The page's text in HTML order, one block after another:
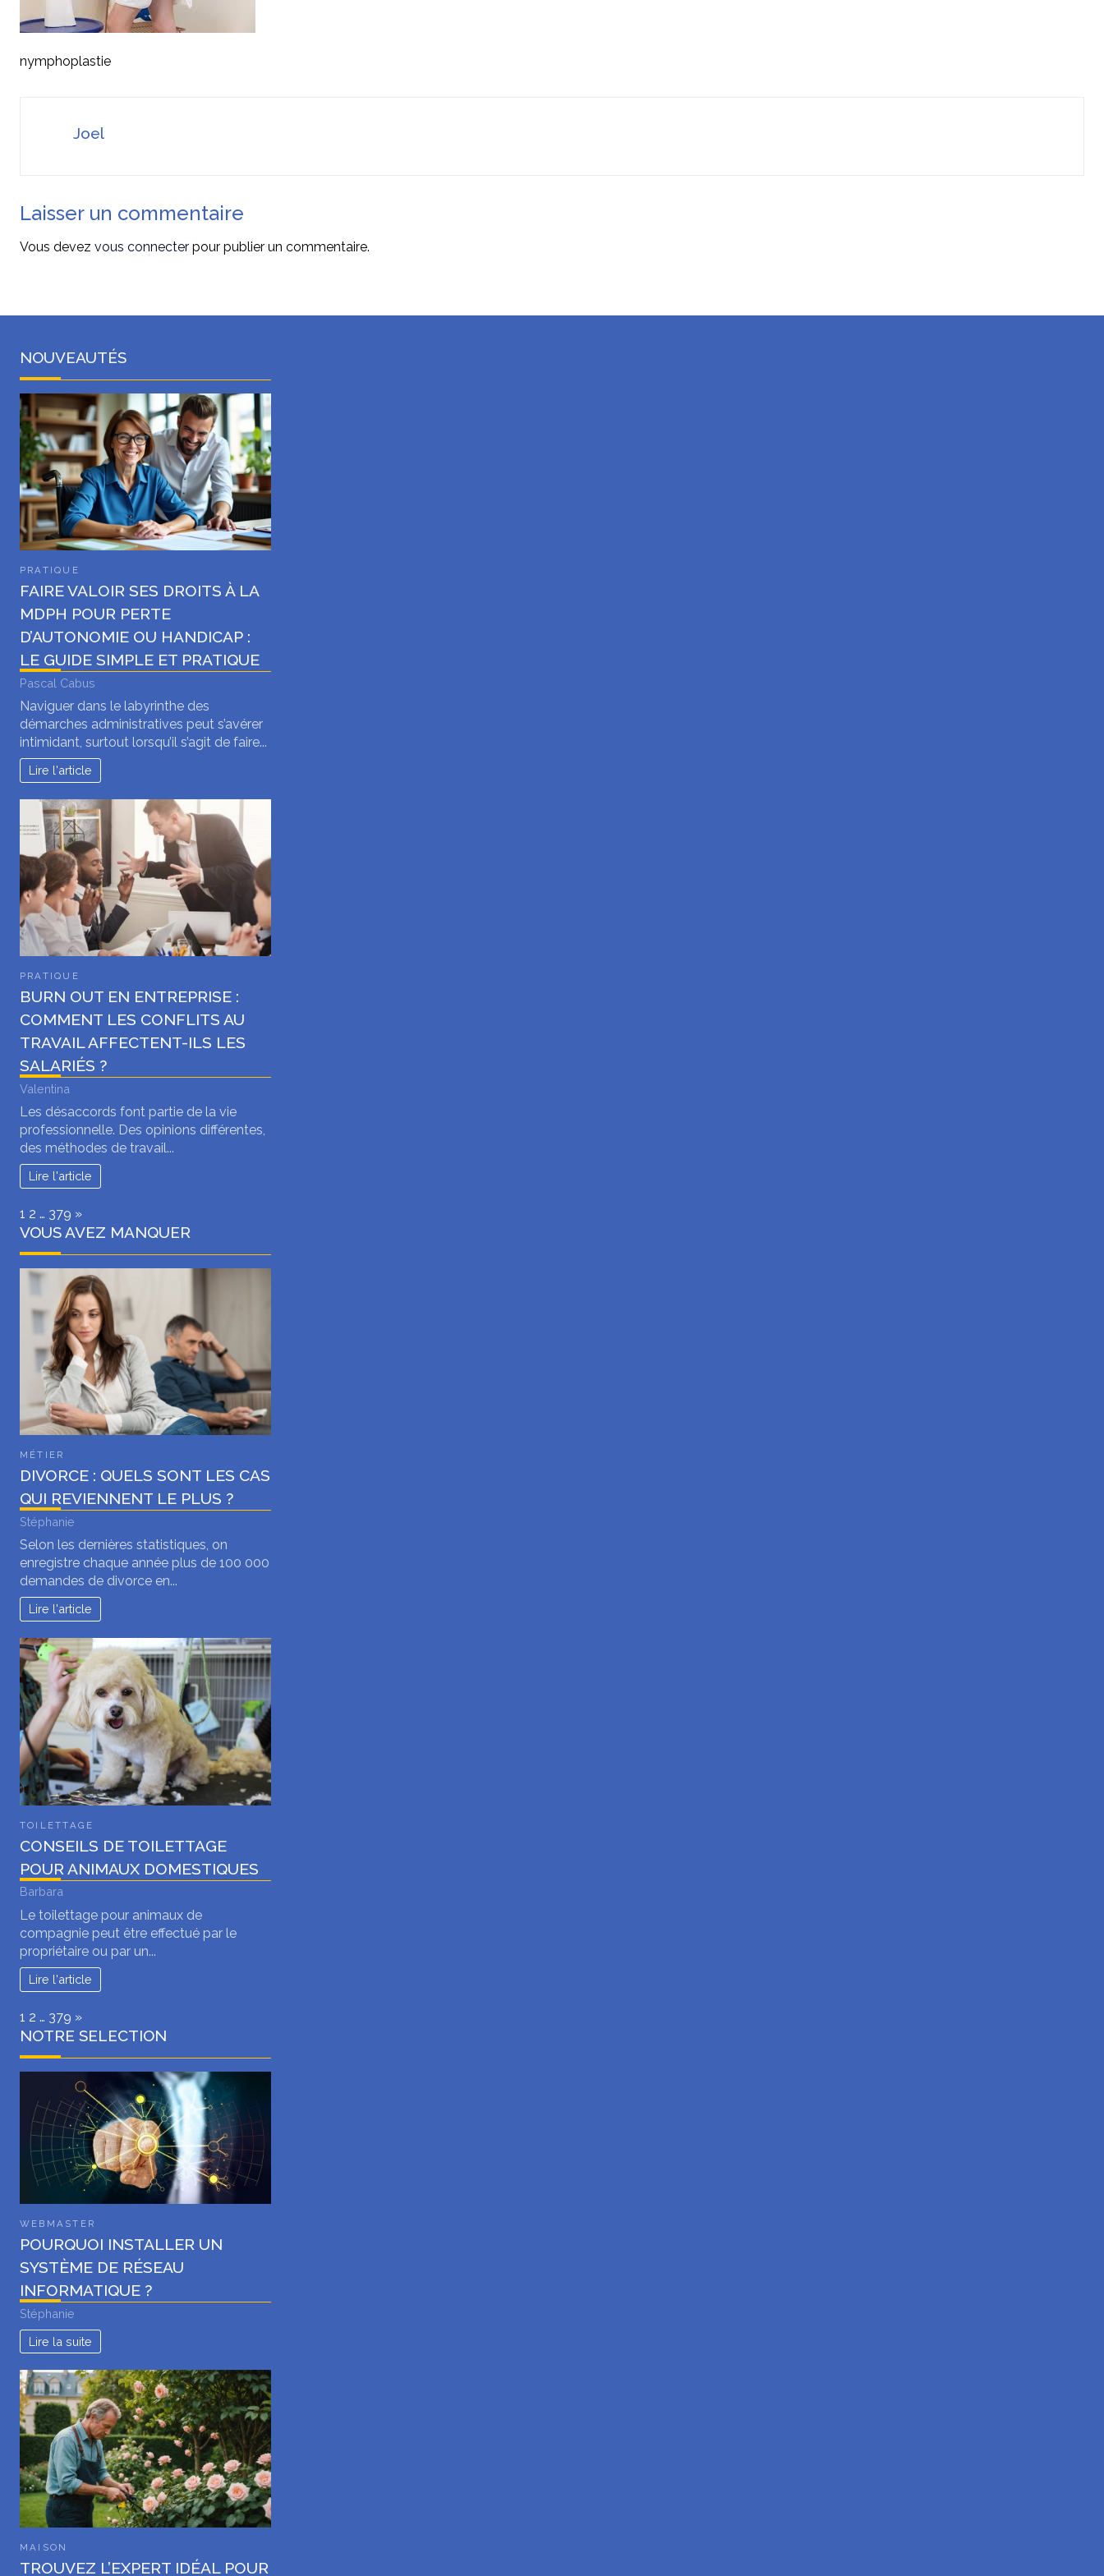
nymphoplastie
Joel
Laisser un commentaire
Vous devez vous connecter pour publier un commentaire.
NOUVEAUTÉS
PRATIQUE
FAIRE VALOIR SES DROITS À LA
MDPH POUR PERTE
D’AUTONOMIE OU HANDICAP :
LE GUIDE SIMPLE ET PRATIQUE
Pascal Cabus
Naviguer dans le labyrinthe des
démarches administratives peut s’avérer
intimidant, surtout lorsqu’il s’agit de faire...
Lire l'article
PRATIQUE
BURN OUT EN ENTREPRISE :
COMMENT LES CONFLITS AU
TRAVAIL AFFECTENT-ILS LES
SALARIÉS ?
Valentina
Les désaccords font partie de la vie
professionnelle. Des opinions différentes,
des méthodes de travail...
Lire l'article
Page:
1 2 … 379 Next
»
VOUS AVEZ MANQUER
MÉTIER
DIVORCE : QUELS SONT LES CAS
QUI REVIENNENT LE PLUS ?
Stéphanie
Selon les dernières statistiques, on
enregistre chaque année plus de 100 000
demandes de divorce en...
Lire l'article
TOILETTAGE
CONSEILS DE TOILETTAGE
POUR ANIMAUX DOMESTIQUES
Barbara
Le toilettage pour animaux de
compagnie peut être effectué par le
propriétaire ou par un...
Lire l'article
Page:
1 2 … 379 Next
»
NOTRE SELECTION
WEBMASTER
POURQUOI INSTALLER UN
SYSTÈME DE RÉSEAU
INFORMATIQUE ?
Stéphanie
Lire la suite
MAISON
TROUVEZ L’EXPERT IDÉAL POUR